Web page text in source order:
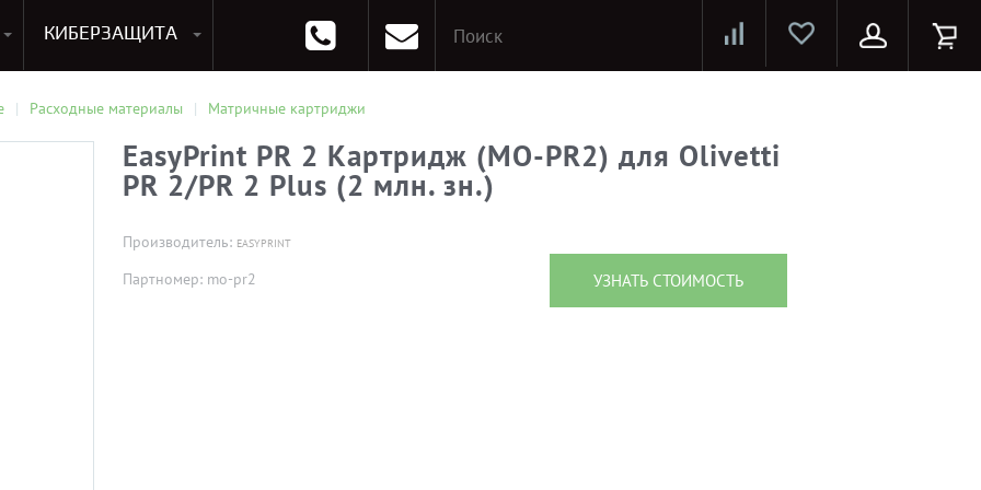
КИБЕРЗАЩИТА
Расходные материалы Матричные картриджи
EasyPrint PR 2 Картридж (MO-PR2) для Olivetti
PR 2/PR 2 Plus (2 млн. зн.)
Производитель: EASYPRINT
Партномер: mo-pr2 УЗНАТЬ СТОИМОСТЬ